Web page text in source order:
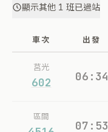
顯示其他 1 班已過站
車次 出發
莒光
602 06:34
區間
07:53